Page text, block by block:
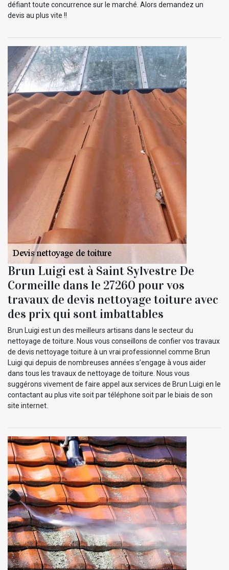
défiant toute concurrence sur le marché. Alors demandez un
devis au plus vite !!
Brun Luigi est à Saint Sylvestre De
Cormeille dans le 27260 pour vos
travaux de devis nettoyage toiture avec
des prix qui sont imbattables
Brun Luigi est un des meilleurs artisans dans le secteur du
nettoyage de toiture. Nous vous conseillons de confier vos travaux
de devis nettoyage toiture à un vrai professionnel comme Brun
Luigi qui depuis de nombreuses années s’engage à vous aider
dans tous les travaux de nettoyage de toiture. Nous vous
suggérons vivement de faire appel aux services de Brun Luigi en le
contactant au plus vite soit par téléphone soit par le biais de son
site internet.